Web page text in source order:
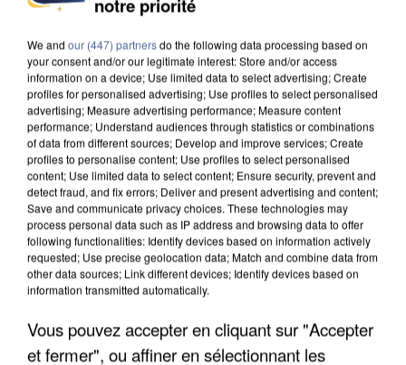
DE SOLIDARITÉ AVEC LES...
APRÈS TOUTES CES CANICULES, LES REFUGES
DE FAUNE SAUVAGE SONT...
notre priorité
We and our (447) partnersdo the following data processing based on
your consent and/or our legitimate interest: Store and/or access
information on a device; Use limited data to select advertising; Create
profiles for personalised advertising; Use profiles to select personalised
advertising; Measure advertising performance; Measure content
performance; Understand audiences through statistics or combinations
of data from different sources; Develop and improve services; Create
profiles to personalise content; Use profiles to select personalised
content; Use limited data to select content; Ensure security, prevent and
detect fraud, and fix errors; Deliver and present advertising and content;
Save and communicate privacy choices. These technologies may
process personal data such as IP address and browsing data to offer
following functionalities: Identify devices based on information actively
requested; Use precise geolocation data; Match and combine data from
other data sources; Link different devices; Identify devices based on
information transmitted automatically.
Vous pouvez accepter en cliquant sur "Accepter
et fermer", ou affiner en sélectionnant les